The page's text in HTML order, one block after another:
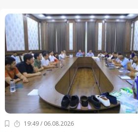
19:49 / 06.08.2026